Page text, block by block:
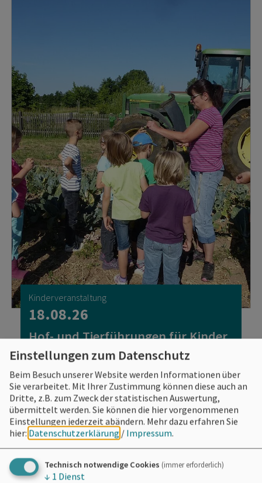
Kinderveranstaltung
18.08.26
Hof- und Tierführungen für Kinder
& Erwachsene - Wo und wie wächst
unser Gemüse?
Einstellungen zum Datenschutz
Beim Besuch unserer Website werden Informationen über
Sie verarbeitet. Mit Ihrer Zustimmung können diese auch an
Dritte, z.B. zum Zweck der statistischen Auswertung,
übermittelt werden. Sie können die hier vorgenommenen
Einstellungen jederzeit abändern. Mehr dazu erfahren Sie
hier: Datenschutzerklärung / Impressum.
Technisch notwendige Cookies (immer erforderlich)
↓ 1 Dienst